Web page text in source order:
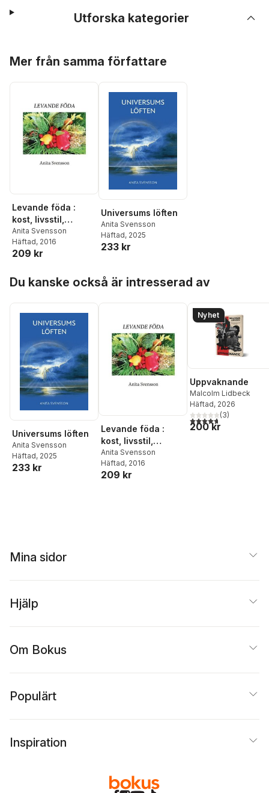
Utforska kategorier
Mer från samma författare
Levande föda :
kost, livsstil,
filosofi
Anita Svensson
Häftad, 2016
209 kr
Universums löften
Anita Svensson
Häftad, 2025
233 kr
Du kanske också är intresserad av
Universums löften
Anita Svensson
Häftad, 2025
233 kr
Levande föda :
kost, livsstil,
filosofi
Anita Svensson
Häftad, 2016
209 kr
Nyhet
Uppvaknande
Malcolm Lidbeck
Häftad, 2026
4,7utav 5 stjärnor.
(3)
200 kr
Mina sidor
Hjälp
Om Bokus
Populärt
Inspiration